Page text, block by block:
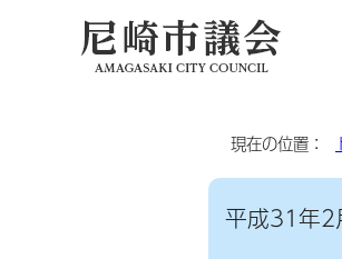
現在の位置：
平成31年2